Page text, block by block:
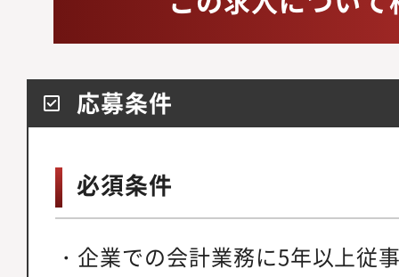
応募条件
必須条件
・企業での会計業務に5年以上従